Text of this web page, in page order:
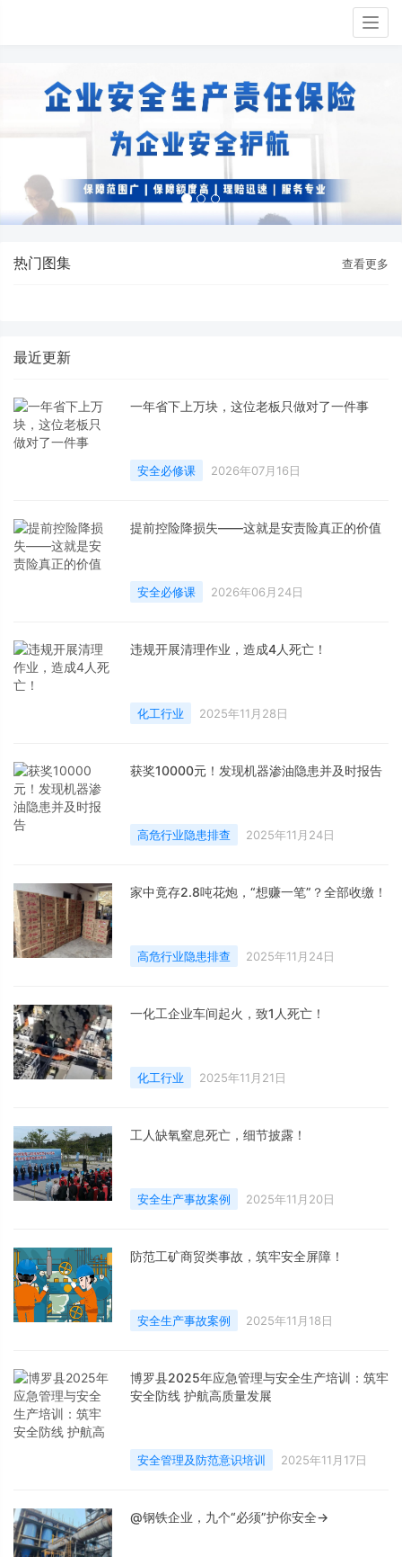
热门图集 查看更多
最近更新
一年省下上万块，这位老板只做对了一件事
安全必修课 2026年07月16日
提前控险降损失——这就是安责险真正的价值
安全必修课 2026年06月24日
违规开展清理作业，造成4人死亡！
化工行业 2025年11月28日
获奖10000元！发现机器渗油隐患并及时报告
高危行业隐患排查 2025年11月24日
家中竟存2.8吨花炮，“想赚一笔”？全部收缴！
高危行业隐患排查 2025年11月24日
一化工企业车间起火，致1人死亡！
化工行业 2025年11月21日
工人缺氧窒息死亡，细节披露！
安全生产事故案例 2025年11月20日
防范工矿商贸类事故，筑牢安全屏障！
安全生产事故案例 2025年11月18日
博罗县2025年应急管理与安全生产培训：筑牢
安全防线 护航高质量发展
安全管理及防范意识培训 2025年11月17日
@钢铁企业，九个“必须”护你安全→